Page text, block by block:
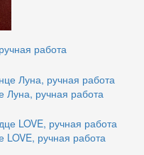
работа
Луна, ручная работа
ручная работа